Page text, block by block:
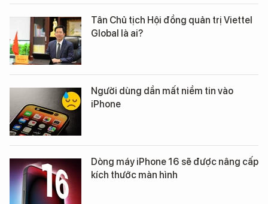
Tân Chủ tịch Hội đồng quản trị Viettel
Global là ai?
Người dùng dần mất niềm tin vào
iPhone
Dòng máy iPhone 16 sẽ được nâng cấp
kích thước màn hình